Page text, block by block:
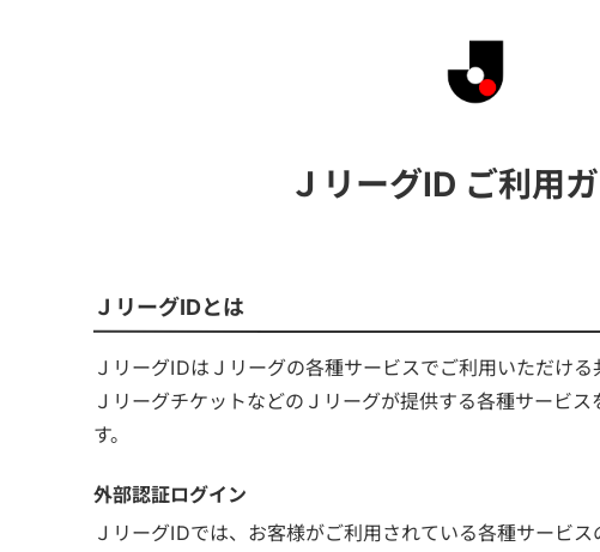
ＪリーグID ご利用
ＪリーグIDとは
ＪリーグIDはＪリーグの各種サービスでご利用いただける
ＪリーグチケットなどのＪリーグが提供する各種サービ
す。
外部認証ログイン
ＪリーグIDでは、お客様がご利用されている各種サービ